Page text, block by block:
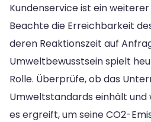
Kundenservice ist ein
Beachte die Erreichbarkeit
deren Reaktionszeit auf
Umweltbewusstsein spielt
Rolle. Überprüfe, ob das
Umweltstandards einhält
es ergreift, um seine CO2-